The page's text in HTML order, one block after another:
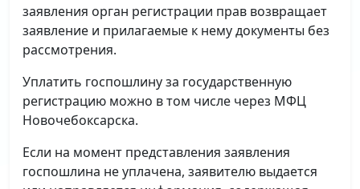
заявления орган регистрации прав возвращает
заявление и прилагаемые к нему документы без
рассмотрения.
Уплатить госпошлину за государственную
регистрацию можно в том числе через МФЦ
Новочебоксарска.
Если на момент представления заявления
госпошлина не уплачена, заявителю выдается